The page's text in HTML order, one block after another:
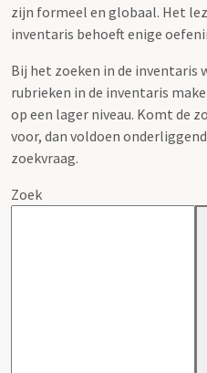
zijn formeel en globaal. Het
inventaris behoeft enige
Bij het zoeken in de inventaris
rubrieken in de inventaris
op een lager niveau. Komt de
voor, dan voldoen
zoekvraag.
Zoek